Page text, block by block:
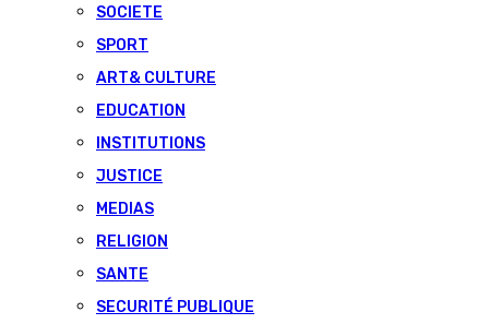
SOCIETE
SPORT
ART& CULTURE
EDUCATION
INSTITUTIONS
JUSTICE
MEDIAS
RELIGION
SANTE
SECURITÉ PUBLIQUE